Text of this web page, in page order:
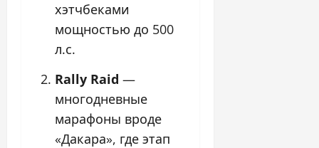
хэтчбеками
мощностью до 500
л.с.
Rally Raid —
многодневные
марафоны вроде
«Дакара», где этап